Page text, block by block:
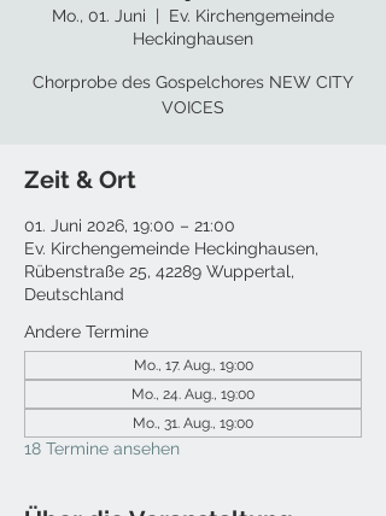
Mo., 01. Juni
Ev. Kirchengemeinde
Heckinghausen
Chorprobe des Gospelchores NEW CITY
VOICES
Zeit & Ort
01. Juni 2026, 19:00 – 21:00
Ev. Kirchengemeinde Heckinghausen,
Rübenstraße 25, 42289 Wuppertal,
Deutschland
Andere Termine
Mo., 17. Aug., 19:00
Mo., 24. Aug., 19:00
Mo., 31. Aug., 19:00
18 Termine ansehen